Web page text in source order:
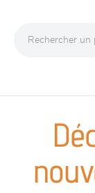
canapés et
séjours